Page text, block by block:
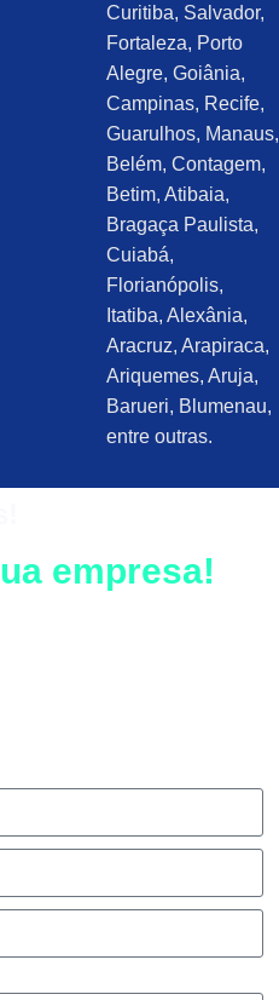
Curitiba, Salvador,
Fortaleza, Porto
Alegre, Goiânia,
Campinas, Recife,
Guarulhos, Manaus,
Belém, Contagem,
Betim, Atibaia,
Bragaça Paulista,
Cuiabá,
Florianópolis,
Itatiba, Alexânia,
Aracruz, Arapiraca,
Ariquemes, Aruja,
Barueri, Blumenau,
entre outras.
empresa!